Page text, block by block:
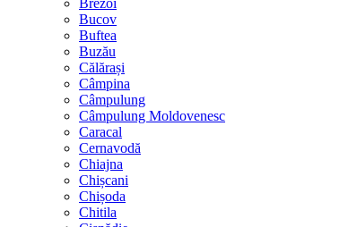
Brezoi
Bucov
Buftea
Buzău
Călărași
Câmpina
Câmpulung
Câmpulung Moldovenesc
Caracal
Cernavodă
Chiajna
Chișcani
Chișoda
Chitila